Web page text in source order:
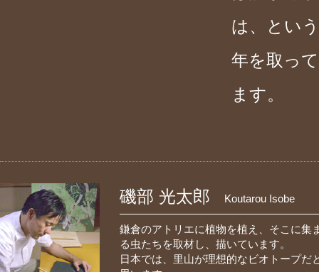
は、とい
年を取っ
ます。
磯部 光太郎 Koutarou Isobe
鎌倉のアトリエに植物を植え、そこに集
る虫たちを取材し、描いています。
日本では、里山が理想的なビオトープだ